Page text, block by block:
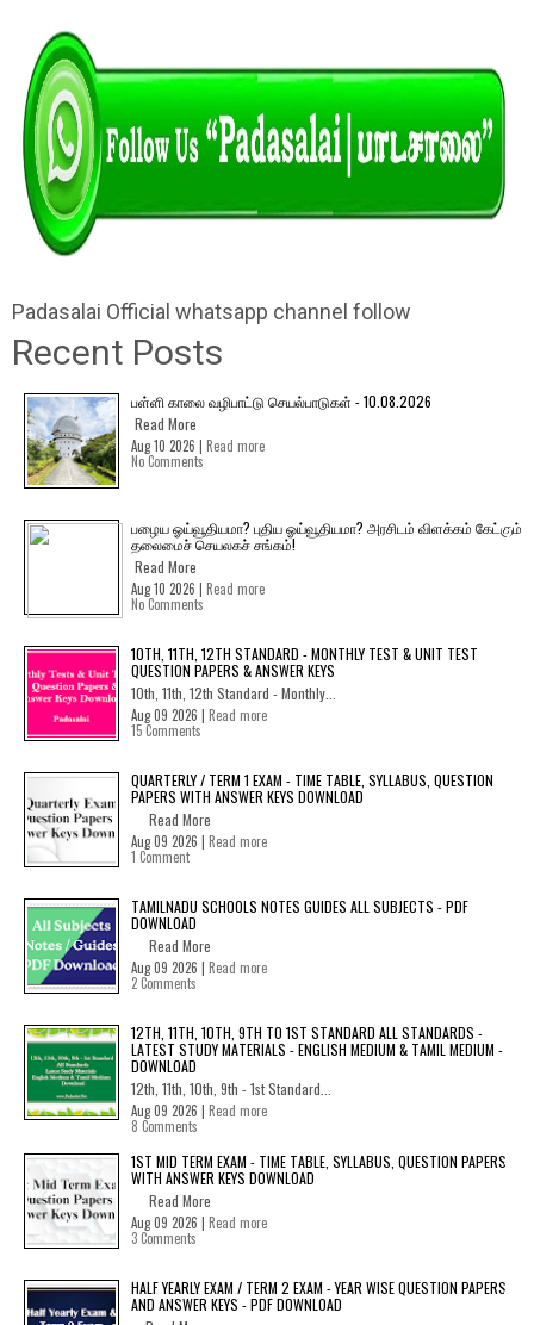
Padasalai Official whatsapp channel follow
Recent Posts
பள்ளி காலை வழிபாட்டு செயல்பாடுகள் - 10.08.2026
Read More
Aug 10 2026 | Read more
No Comments
பழைய ஓய்வூதியமா? புதிய ஓய்வூதியமா? அரசிடம் விளக்கம் கேட்கும்
தலைமைச் செயலகச் சங்கம்!
Read More
Aug 10 2026 | Read more
No Comments
10TH, 11TH, 12TH STANDARD - MONTHLY TEST & UNIT TEST
QUESTION PAPERS & ANSWER KEYS
10th, 11th, 12th Standard - Monthly...
Aug 09 2026 | Read more
15 Comments
QUARTERLY / TERM 1 EXAM - TIME TABLE, SYLLABUS, QUESTION
PAPERS WITH ANSWER KEYS DOWNLOAD
Read More
Aug 09 2026 | Read more
1 Comment
TAMILNADU SCHOOLS NOTES GUIDES ALL SUBJECTS - PDF
DOWNLOAD
Read More
Aug 09 2026 | Read more
2 Comments
12TH, 11TH, 10TH, 9TH TO 1ST STANDARD ALL STANDARDS -
LATEST STUDY MATERIALS - ENGLISH MEDIUM & TAMIL MEDIUM -
DOWNLOAD
12th, 11th, 10th, 9th - 1st Standard...
Aug 09 2026 | Read more
8 Comments
1ST MID TERM EXAM - TIME TABLE, SYLLABUS, QUESTION PAPERS
WITH ANSWER KEYS DOWNLOAD
Read More
Aug 09 2026 | Read more
3 Comments
HALF YEARLY EXAM / TERM 2 EXAM - YEAR WISE QUESTION PAPERS
AND ANSWER KEYS - PDF DOWNLOAD